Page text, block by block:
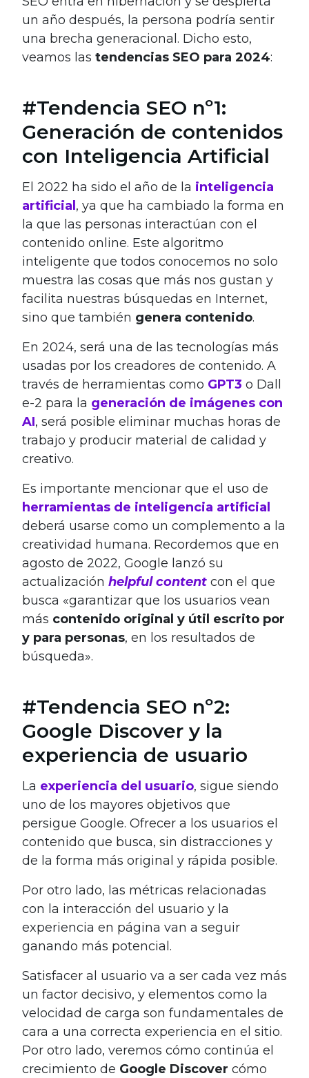
un año después, la persona podría sentir
una brecha generacional. Dicho esto,
veamos las tendencias SEO para 2024:
#Tendencia SEO nº1:
Generación de contenidos
con Inteligencia Artificial
El 2022 ha sido el año de la inteligencia
artificial , ya que ha cambiado la forma en
la que las personas interactúan con el
contenido online. Este algoritmo
inteligente que todos conocemos no solo
muestra las cosas que más nos gustan y
facilita nuestras búsquedas en Internet,
sino que también genera contenido.
En 2024, será una de las tecnologías más
usadas por los creadores de contenido. A
través de herramientas como GPT3 o Dall
e-2 para la generación de imágenes con
AI, será posible eliminar muchas horas de
trabajo y producir material de calidad y
creativo.
Es importante mencionar que el uso de
herramientas de inteligencia artificial
deberá usarse como un complemento a la
creatividad humana. Recordemos que en
agosto de 2022, Google lanzó su
actualización helpful content con el que
busca «garantizar que los usuarios vean
más contenido original y útil escrito por
y para personas, en los resultados de
búsqueda».
#Tendencia SEO nº2:
Google Discover y la
experiencia de usuario
La experiencia del usuario, sigue siendo
uno de los mayores objetivos que
persigue Google. Ofrecer a los usuarios el
contenido que busca, sin distracciones y
de la forma más original y rápida posible.
Por otro lado, las métricas relacionadas
con la interacción del usuario y la
experiencia en página van a seguir
ganando más potencial.
Satisfacer al usuario va a ser cada vez más
un factor decisivo, y elementos como la
velocidad de carga son fundamentales de
cara a una correcta experiencia en el sitio.
Por otro lado, veremos cómo continúa el
crecimiento de Google Discover cómo